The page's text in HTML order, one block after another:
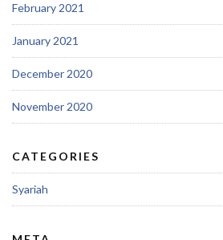
February 2021
January 2021
December 2020
November 2020
CATEGORIES
Syariah